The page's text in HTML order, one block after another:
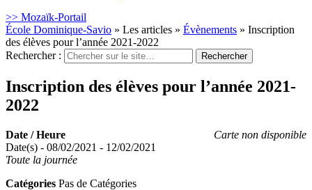
>> Mozaïk-Portail
École Dominique-Savio » Les articles » Évènements » Inscription
des élèves pour l’année 2021-2022
Rechercher :
Inscription des élèves pour l’année 2021-
2022
Carte non disponible
Date / Heure
Date(s) - 08/02/2021 - 12/02/2021
Toute la journée
Catégories Pas de Catégories